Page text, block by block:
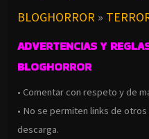
BLOGHORROR »
ADVERTENCIAS Y
BLOGHORROR
• Comentar con respeto y de
• No se permiten links de
descarga.